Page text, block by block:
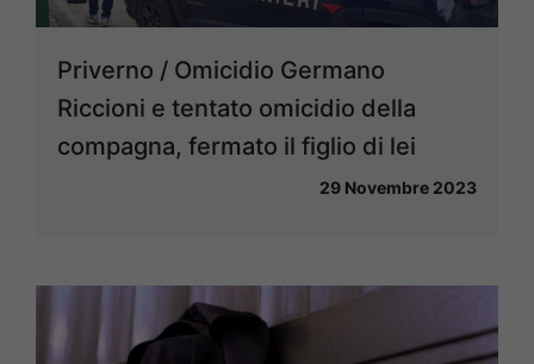
Priverno / Omicidio Germano
Riccioni e tentato omicidio della
compagna, fermato il figlio di lei
29 Novembre 2023